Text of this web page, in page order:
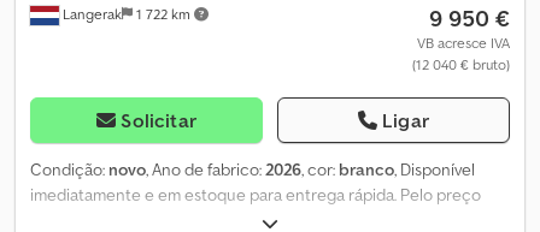
Langerak 1 722 km 9 950 €
VB acresce IVA
(12 040 € bruto)
Solicitar Ligar
Condição: novo, Ano de fabrico:2026, cor: branco, Disponível
imediatamente e em estoque para entrega rápida. Pelo preço
promocional de 9.950 €, você recebe o conjunto completo,